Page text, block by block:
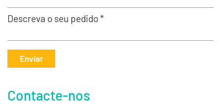
Descreva o seu pedido *
Enviar
Contacte-nos